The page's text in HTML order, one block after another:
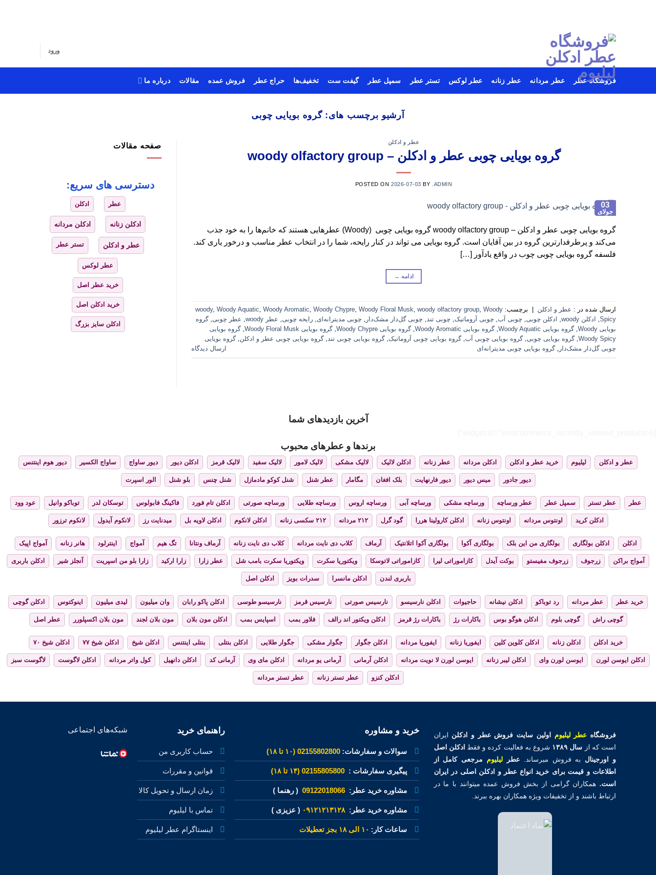
ورود
فروشگاه عطر عطر مردانه عطر زنانه عطر لوکس تستر عطر سمپل عطر گیفت ست تخفیف‌ها حراج عطر فروش عمده مقالات درباره ما
آرشیو برچسب های:گروه بویایی چوبی
عطر و ادکلن
گروه بویایی چوبی عطر و ادکلن – woody olfactory group
POSTED ON2026-07-03 BY .ADMIN
03
جولای
گروه بویایی چوبی عطر و ادکلن – woody olfactory group گروه بویایی چوبی (Woody) عطرهایی هستند که خانم‌ها را به خود جذب
می‌کند و پرطرفدارترین گروه در بین آقایان است. گروه بویایی می تواند در کنار رایحه، شما را در انتخاب عطر مناسب و درخور یاری کند.
فلسفه گروه بویایی چوبی چوب در واقع یادآور […]
ادامه →
ارسال شده در : عطر و ادکلن برچسب: woody, Woody Aquatic, Woody Aromatic, Woody Chypre, Woody Floral Musk, woody olfactory group, Woody
Spicy
, ادکلن woody , ادکلن چوبی, چوبی آب, چوبی آروماتیک, چوبی تند, چوبی گل‌دار مشک‌دار , چوبی مدیترانه‌ای, رایحه چوبی, عطر woody , عطر چوبی,گروه
بویایی Woody
,گروه بویایی Woody Aquatic ,گروه بویایی Woody Aromatic ,گروه بویایی Woody Chypre ,گروه بویایی Woody Floral Musk ,گروه بویایی
Woody Spicy
,گروه بویایی چوبی,گروه بویایی چوبی آب,گروه بویایی چوبی آروماتیک,گروه بویایی چوبی تند,گروه بویایی چوبی عطر و ادکلن,گروه بویایی
چوبی گل‌دار مشک‌دار ,گروه بویایی چوبی مدیترانه‌ای ارسال دیدگاه
صفحه مقالات
دسترسی های سریع:
عطر ادکلن
ادکلن زنانه ادکلن مردانه
عطر و ادکلن تستر عطر
عطر لوکس
خرید عطر اصل
خرید ادکلن اصل
ادکلن سایز بزرگ
آخرین بازدیدهای شما
برندها و عطرهای محبوب
عطر و ادکلن لیلیوم خرید عطر و ادکلن ادکلن مردانه عطر زنانه ادکلن لالیک لالیک مشکی لالیک لامور لالیک سفید لالیک قرمز ادکلن دیور دیور ساواج ساواج الکسیر دیور هوم اینتنس
دیور جادور میس دیور دیور فارنهایت بلک افغان مگامار عطر شنل شنل کوکو مادمازل شنل چنس بلو شنل الور اسپرت
عطر عطر تستر سمپل عطر عطر ورساچه ورساچه مشکی ورساچه آبی ورساچه اروس ورساچه طلایی ورساچه صورتی ادکلن تام فورد فاکینگ فابولوس توسکان لدر توباکو وانیل عود وود
ادکلن کرید اونتوس مردانه اونتوس زنانه ادکلن کارولینا هررا گود گرل ۲۱۲ مردانه ۲۱۲ سکسی زنانه ادکلن لانکوم ادکلن لاویه بل میدنایت رز لانکوم آیدول لانکوم ترزور
ادکلن ادکلن بولگاری بولگاری من این بلک بولگاری آکوا بولگاری آکوا اتلانتیک آرماف کلاب دی نایت مردانه کلاب دی نایت زنانه آرماف ونتانا تگ هیم آمواج اینترلود هانر زنانه آمواج اپیک
آمواج براکن زرجوف زرجوف مفیستو بوکت آیدل کازاموراتی لیرا کازاموراتی لاتوسکا ویکتوریا سکرت ویکتوریا سکرت بامب شل عطر زارا زارا ارکید زارا بلو من اسپریت آنجلز شیر ادکلن باربری
باربری لندن ادکلن مانسرا سدرات بویز ادکلن اصل
خرید عطر عطر مردانه رد توباکو ادکلن نیشانه حاجیوات ادکلن نارسیسو نارسیس صورتی نارسیس قرمز نارسیسو طوسی ادکلن پاکو رابان وان میلیون لیدی میلیون اینوکتوس ادکلن گوچی
گوچی راش گوچی بلوم ادکلن هوگو بوس باکارات رژ باکارات رژ قرمز ادکلن ویکتور اند رالف فلاور بمب اسپایس بمب ادکلن مون بلان مون بلان لجند مون بلان اکسپلورر عطر اصل
خرید ادکلن ادکلن زنانه ادکلن کلوین کلین ایفوریا زنانه ایفوریا مردانه ادکلن جگوار جگوار مشکی جگوار طلایی ادکلن بنتلی بنتلی اینتنس ادکلن شیخ ادکلن شیخ ۷۷ ادکلن شیخ ۷۰
ادکلن ایوسن لورن ایوسن لورن وای ادکلن لیبر زنانه ایوسن لورن لا نویت مردانه ادکلن آرمانی آرمانی یو مردانه ادکلن مای وی آرمانی کد ادکلن دانهیل کول واتر مردانه ادکلن لاگوست لاگوست سبز
ادکلن کنزو عطر تستر زنانه عطر تستر مردانه
فروشگاه عطر لیلیوم اولین سایت فروش عطر و ادکلن ایران
است که از سال ۱۳۸۹ شروع به فعالیت کرده و فقط ادکلن اصل
و اورجینال به فروش میرساند.عطر لیلیوم مرجعی کامل از
اطلاعات و قیمت برای خرید انواع عطر و ادکلن اصلی در ایران
است. همکاران گرامی از بخش فروش عمده میتوانند با ما در
ارتباط باشند و از تخفیفات ویژه همکاران بهره ببرند.
خرید و مشاوره
سوالات و سفارشات:02155802800 (۱۰ تا ۱۸)
پیگیری سفارشات :02155805800 (۱۴ تا ۱۸)
مشاوره خرید عطر:09122018066 ( رهنما )
مشاوره خرید عطر:۰۹۱۲۱۲۱۳۱۲۸ ( عزیزی )
ساعات کار: ۱۰ الی ۱۸ بجز تعطیلات
راهنمای خرید
حساب کاربری من
قوانین و مقررات
زمان ارسال و تحویل کالا
تماس با لیلیوم
اینستاگرام عطر لیلیوم
شبکه‌های اجتماعی